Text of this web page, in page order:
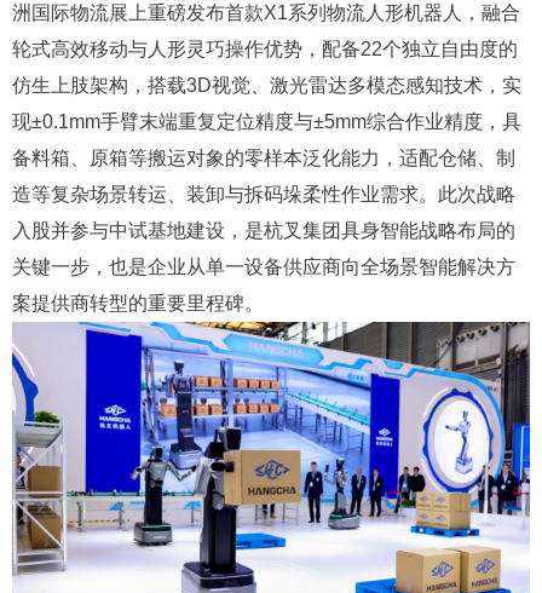
洲国际物流展上重磅发布首款X1系列物流人形机器人，融合
轮式高效移动与人形灵巧操作优势，配备22个独立自由度的
仿生上肢架构，搭载3D视觉、激光雷达多模态感知技术，实
现±0.1mm手臂末端重复定位精度与±5mm综合作业精度，具
备料箱、原箱等搬运对象的零样本泛化能力，适配仓储、制
造等复杂场景转运、装卸与拆码垛柔性作业需求。此次战略
入股并参与中试基地建设，是杭叉集团具身智能战略布局的
关键一步，也是企业从单一设备供应商向全场景智能解决方
案提供商转型的重要里程碑。